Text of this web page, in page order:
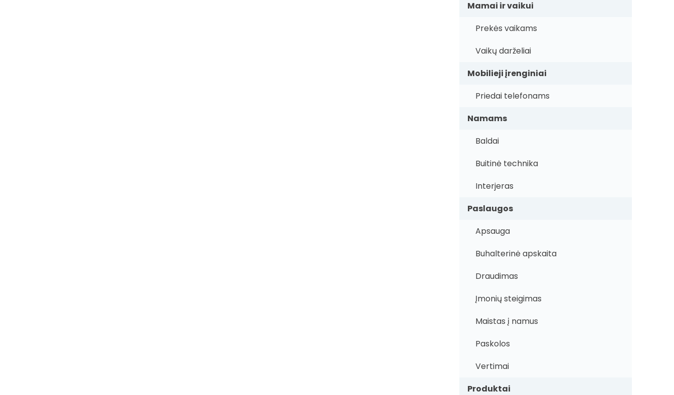
Mamai ir vaikui
Prekės vaikams
Vaikų darželiai
Mobilieji įrenginiai
Priedai telefonams
Namams
Baldai
Buitinė technika
Interjeras
Paslaugos
Apsauga
Buhalterinė apskaita
Draudimas
Įmonių steigimas
Maistas į namus
Paskolos
Vertimai
Produktai